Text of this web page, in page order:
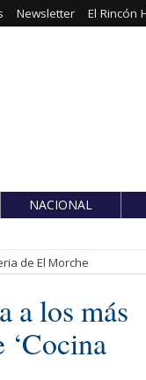
Newsletter El Rincón
NACIONAL
de El Morche
a los más
‘Cocina